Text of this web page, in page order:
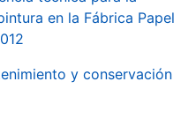
en la Fábrica Papel
y conservación